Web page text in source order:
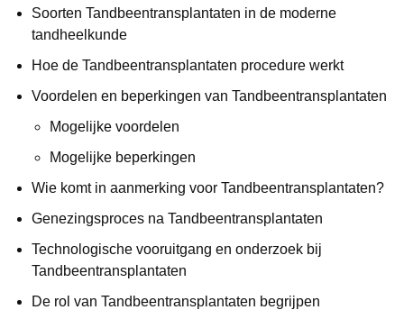
Soorten Tandbeentransplantaten in de moderne
tandheelkunde
Hoe de Tandbeentransplantaten procedure werkt
Voordelen en beperkingen van Tandbeentransplantaten
Mogelijke voordelen
Mogelijke beperkingen
Wie komt in aanmerking voor Tandbeentransplantaten?
Genezingsproces na Tandbeentransplantaten
Technologische vooruitgang en onderzoek bij
Tandbeentransplantaten
De rol van Tandbeentransplantaten begrijpen